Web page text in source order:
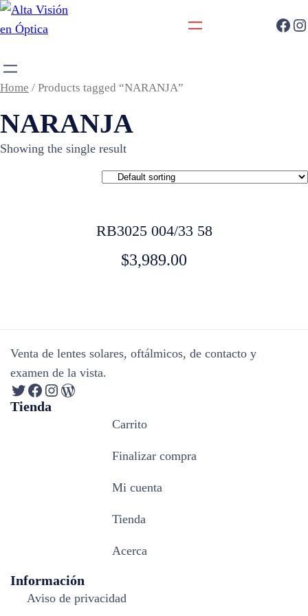
Home / Products tagged “NARANJA”
NARANJA
Showing the single result
RB3025 004/33 58
$3,989.00
Venta de lentes solares, oftálmicos, de contacto y
examen de la vista.
Tienda
Carrito
Finalizar compra
Mi cuenta
Tienda
Acerca
Información
Aviso de privacidad